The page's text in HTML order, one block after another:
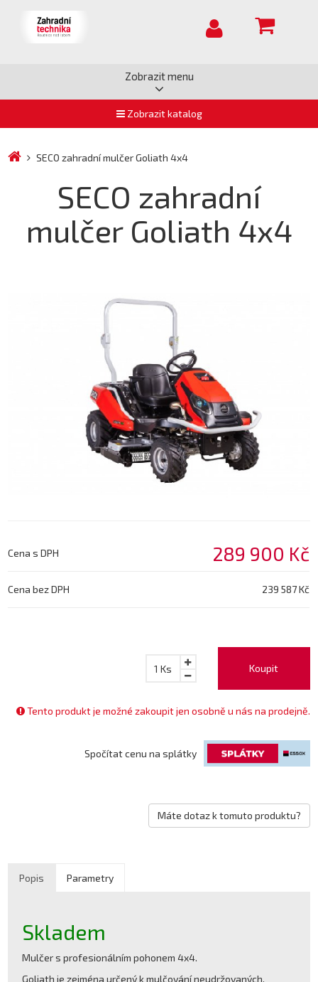
Zobrazit menu
Zobrazit katalog
SECO zahradní mulčer Goliath 4x4
SECO zahradní
mulčer Goliath 4x4
Cena s DPH 289 900 Kč
Cena bez DPH 239 587 Kč
Koupit
1 Ks
Tento produkt je možné zakoupit jen osobně u nás na prodejně.
Spočítat cenu na splátky
Máte dotaz k tomuto produktu?
Popis Parametry
Skladem
Mulčer s profesionálním pohonem 4x4.
Goliath je zejména určený k mulčování neudržovaných,